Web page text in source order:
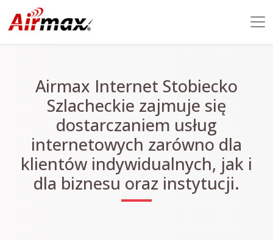
Airmax Internet Stobiecko
Szlacheckie zajmuje się
dostarczaniem usług
internetowych zarówno dla
klientów indywidualnych, jak i
dla biznesu oraz instytucji.